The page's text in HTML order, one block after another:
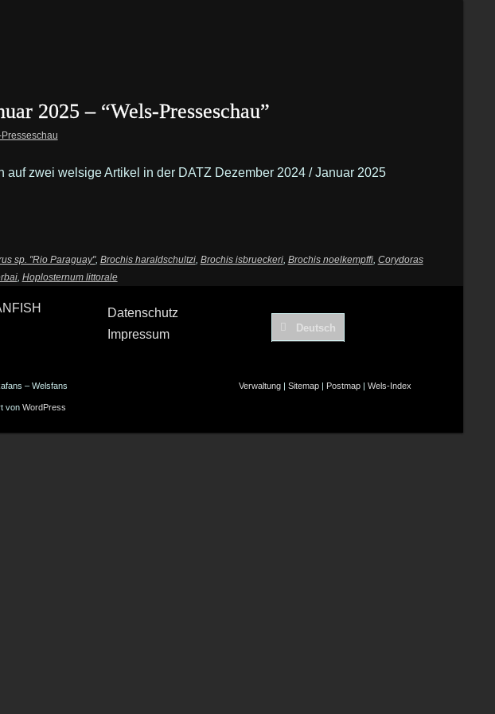
2025 – “Wels-Presseschau”
auf zwei welsige Artikel in der DATZ Dezember 2024 / Januar 2025
sp. "Rio Paraguay", Brochis haraldschultzi, Brochis isbrueckeri, Brochis noelkempffi, Corydoras
, Hoplosternum littorale
Datenschutz
Impressum
Deutsch
– Welsfans
von WordPress
Verwaltung| Sitemap| Postmap| Wels-Index